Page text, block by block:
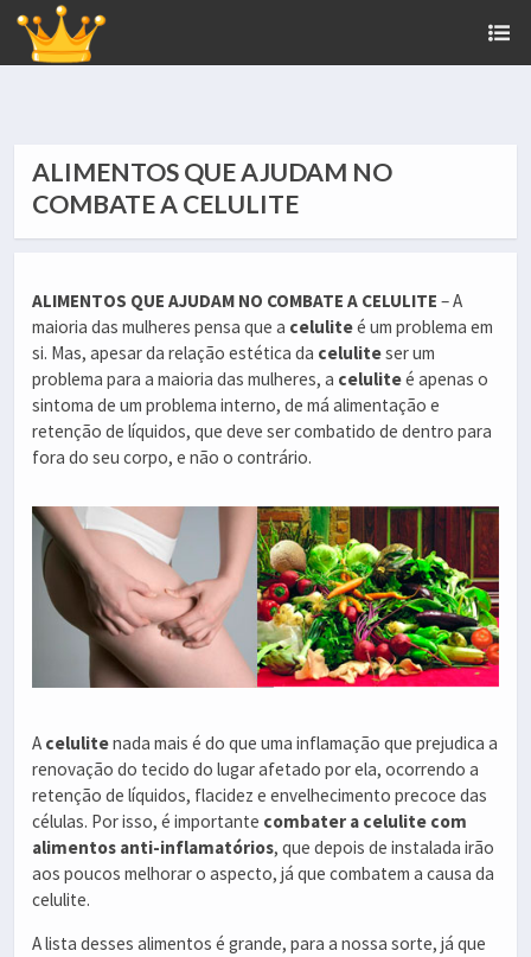
ALIMENTOS QUE AJUDAM NO
COMBATE A CELULITE
ALIMENTOS QUE AJUDAM NO COMBATE A CELULITE – A
maioria das mulheres pensa que a celuliteé um problema em
si. Mas, apesar da relação estética da celuliteser um
problema para a maioria das mulheres, a celuliteé apenas o
sintoma de um problema interno, de má alimentação e
retenção de líquidos, que deve ser combatido de dentro para
fora do seu corpo, e não o contrário.
A celulitenada mais é do que uma inflamação que prejudica a
renovação do tecido do lugar afetado por ela, ocorrendo a
retenção de líquidos, flacidez e envelhecimento precoce das
células. Por isso, é importante combater a celulite com
alimentos anti-inflamatórios, que depois de instalada irão
aos poucos melhorar o aspecto, já que combatem a causa da
celulite.
A lista desses alimentos é grande, para a nossa sorte, já que